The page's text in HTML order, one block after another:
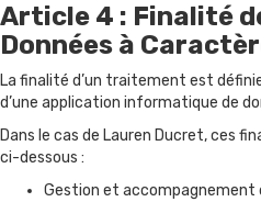
Article 4 : Finalité
Données à
La finalité d’un traitement est
d’une application informatique de
Dans le cas de Lauren Ducret, ces
ci-dessous :
Gestion et accompagnement